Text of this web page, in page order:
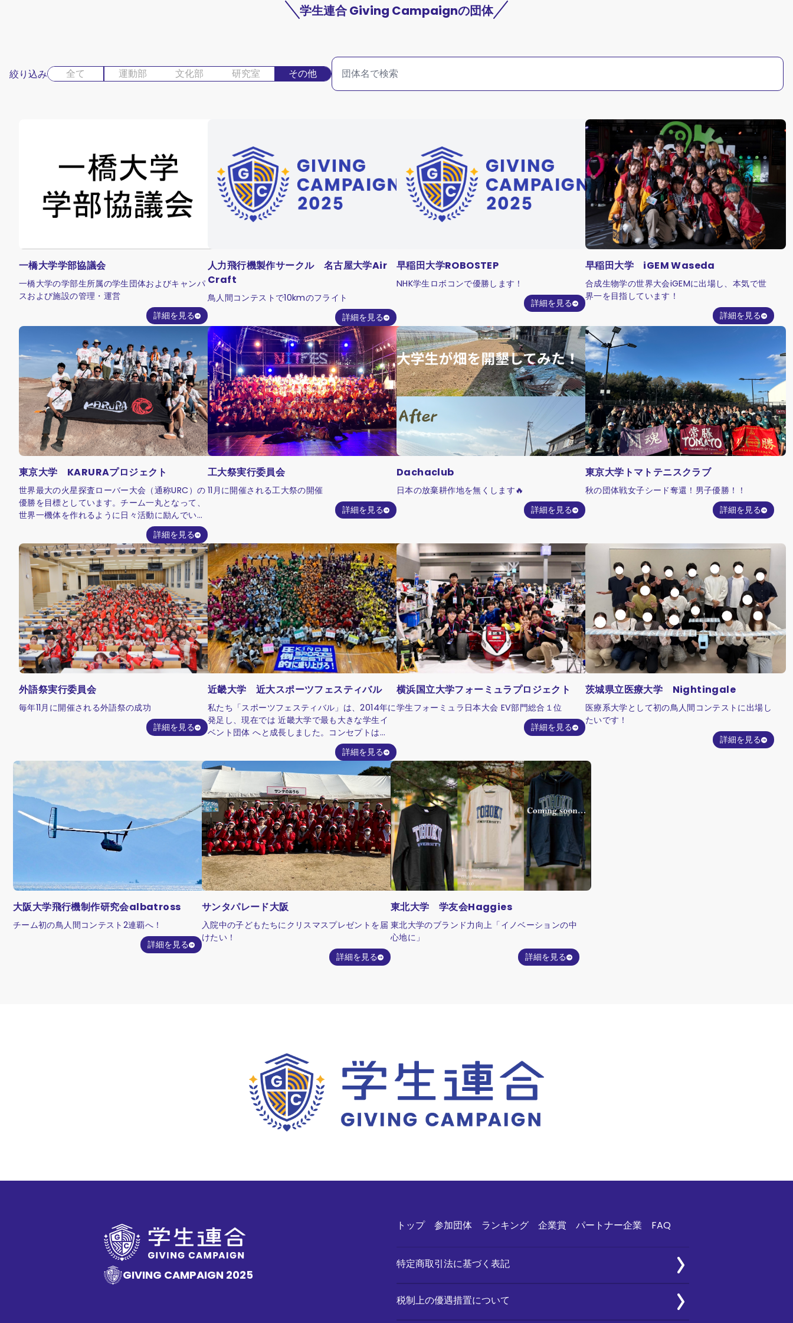
学生連合 Giving Campaignの団体
絞り込み 全て 運動部 文化部 研究室 その他
一橋大学学部協議会
一橋大学の学部生所属の学生団体およびキャンパ
スおよび施設の管理・運営
詳細を見る
人力飛行機製作サークル 名古屋大学Air
Craft
鳥人間コンテストで10kmのフライト
詳細を見る
早稲田大学ROBOSTEP
NHK学生ロボコンで優勝します！
詳細を見る
早稲田大学 iGEM Waseda
合成生物学の世界大会iGEMに出場し、本気で世
界一を目指しています！
詳細を見る
東京大学 KARURAプロジェクト
世界最大の火星探査ローバー大会（通称URC）の
優勝を目標としています。チーム一丸となって、
世界一機体を作れるように日々活動に励んでいま
詳細を見る
工大祭実行委員会
11月に開催される工大祭の開催
詳細を見る
Dachaclub
日本の放棄耕作地を無くします🔥
詳細を見る
東京大学トマトテニスクラブ
秋の団体戦女子シード奪還！男子優勝！！
詳細を見る
外語祭実行委員会
毎年11月に開催される外語祭の成功
詳細を見る
近畿大学 近大スポーツフェスティバル
私たち「スポーツフェスティバル」は、2014年に
発足し、現在では 近畿大学で最も大きな学生イ
ベント団体 へと成長しました。コンセプトは
「近畿大学を本学生から圧倒的に盛り上げる」。
この想いのもと、学部や学年を超えた仲間が一堂
に会し、毎年大規模なスポーツイベントをつくり
上げています。 2026年2月には八尾総合体育館
にて「近大スポーツフェスティバル」を開催予定
です。本イベントを通じて、学生一人ひとりの挑
戦心や団結力を形にし、観客・参加者・地域の
方々すべてが楽しめる空間を創出します。また、
継続的に次世代へと引き継がれる大学文化とし
て、持続可能な運営体制を築いていきます。
詳細を見る
横浜国立大学フォーミュラプロジェクト
学生フォーミュラ日本大会 EV部門総合１位
詳細を見る
茨城県立医療大学 Nightingale
医療系大学として初の鳥人間コンテストに出場し
たいです！
詳細を見る
大阪大学飛行機制作研究会albatross
チーム初の鳥人間コンテスト2連覇へ！
詳細を見る
サンタパレード大阪
入院中の子どもたちにクリスマスプレゼントを届
けたい！
詳細を見る
東北大学 学友会Haggies
東北大学のブランド力向上「イノベーションの中
心地に」
詳細を見る
GIVING CAMPAIGN 2025
トップ 参加団体 ランキング 企業賞 パートナー企業 FAQ
特定商取引法に基づく表記
税制上の優遇措置について